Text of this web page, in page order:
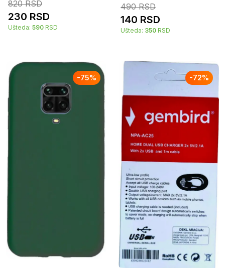
820RSD
230 RSD
Ušteda: 590 RSD
490RSD
140 RSD
Ušteda: 350 RSD
-75% -72%